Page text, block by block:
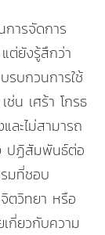
การจัดการ
ต่ยังรู้สึกว่า
รบกวนการใช้
น เศร้า โกรธ
ะไม่สามารถ
ปฏิสัมพันธ์ต่อ
มที่ชอบ
ตวิทยา หรือ
กี่ยวกับความ